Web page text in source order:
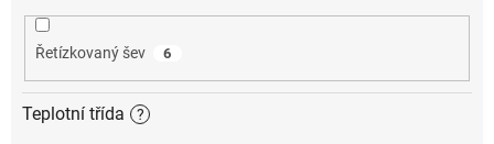
Řetízkovaný šev 6
Teplotní třída ?